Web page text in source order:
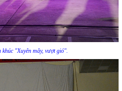
khúc "Xuyên mây, vượt gió".